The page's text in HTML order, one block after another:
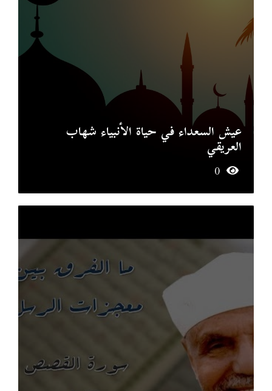
عيش السعداء في حياة الأنبياء شهاب
العريقي